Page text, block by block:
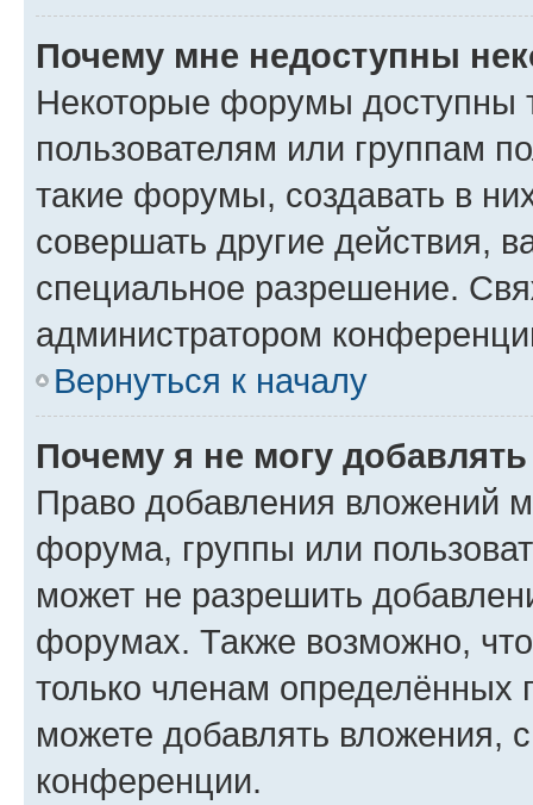
Почему мне недоступны
Некоторые форумы доступны
пользователям или группам
такие форумы, создавать в
совершать другие действия,
специальное разрешение.
администратором
Вернуться к началу
Почему я не могу
Право добавления вложений
форума, группы или
может не разрешить
форумах. Также возможно,
только членам определённых
можете добавлять вложения,
конференции.